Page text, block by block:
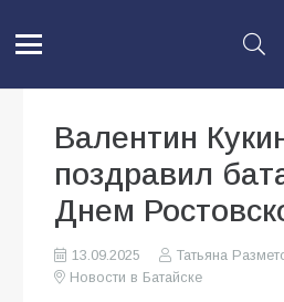
Валентин
поздравил
Днем
13.09.2025
Татьяна
Новости в Батайске